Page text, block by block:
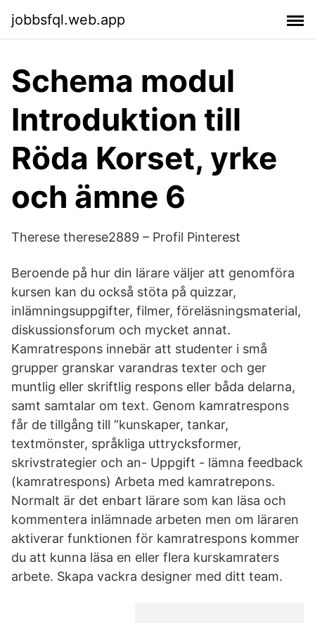
jobbsfql.web.app
Schema modul
Introduktion till
Röda Korset, yrke
och ämne 6
Therese therese2889 – Profil Pinterest
Beroende på hur din lärare väljer att genomföra
kursen kan du också stöta på quizzar,
inlämningsuppgifter, filmer, föreläsningsmaterial,
diskussionsforum och mycket annat.
Kamratrespons innebär att studenter i små
grupper granskar varandras texter och ger
muntlig eller skriftlig respons eller båda delarna,
samt samtalar om text. Genom kamratrespons
får de tillgång till ”kunskaper, tankar,
textmönster, språkliga uttrycksformer,
skrivstrategier och an- Uppgift - lämna feedback
(kamratrespons) Arbeta med kamratrepons.
Normalt är det enbart lärare som kan läsa och
kommentera inlämnade arbeten men om läraren
aktiverar funktionen för kamratrespons kommer
du att kunna läsa en eller flera kurskamraters
arbete. Skapa vackra designer med ditt team.